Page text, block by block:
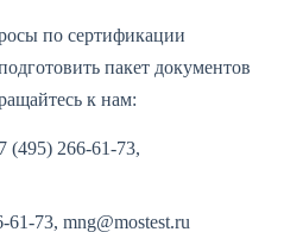
по сертификации
пакет документов
к нам:
(495) 266-61-73,
61-73, mng@mostest.ru